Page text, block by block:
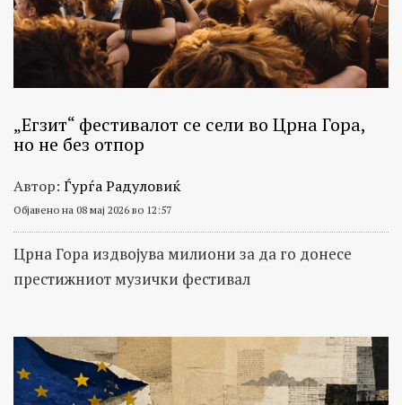
„Егзит“ фестивалот се сели во Црна Гора,
но не без отпор
Автор: Ѓурѓа Радуловиќ
Објавено на 08 мај 2026 во 12:57
Црна Гора издвојува милиони за да го донесе
престижниот музички фестивал